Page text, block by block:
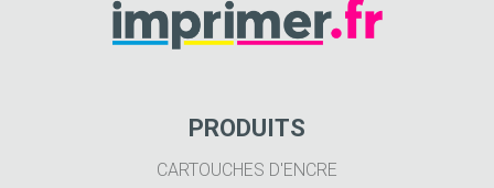
PRODUITS
CARTOUCHES D'ENCRE